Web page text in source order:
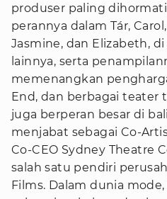
produser paling
perannya dalam Tár,
Jasmine, dan Elizabeth,
lainnya, serta
memenangkan
End, dan berbagai teater
juga berperan besar di
menjabat sebagai Co-
Co-CEO Sydney Theatre
salah satu pendiri
Films. Dalam dunia